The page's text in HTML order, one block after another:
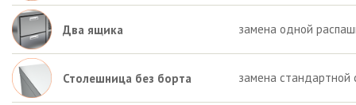
Два ящика замена одной
Столешница без борта замена стандартной